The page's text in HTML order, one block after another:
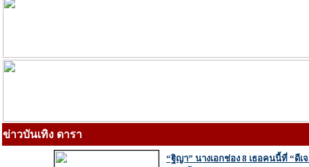
ข่าวบันเทิง ดารา
“ฐิญา” นางเอกช่อง 8 เธอคนนี้ที่ “ดีเ